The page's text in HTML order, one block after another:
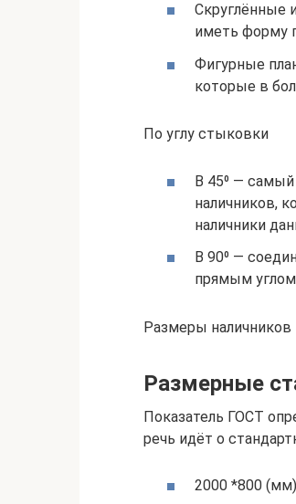
Скруглённые
иметь форму
Фигурные
которые в
По углу стыковки
В 45⁰ —
наличников,
наличники
В 90⁰ —
прямым углом
Размеры наличников
Размерные
Показатель ГОСТ
речь идёт о
2000 *800